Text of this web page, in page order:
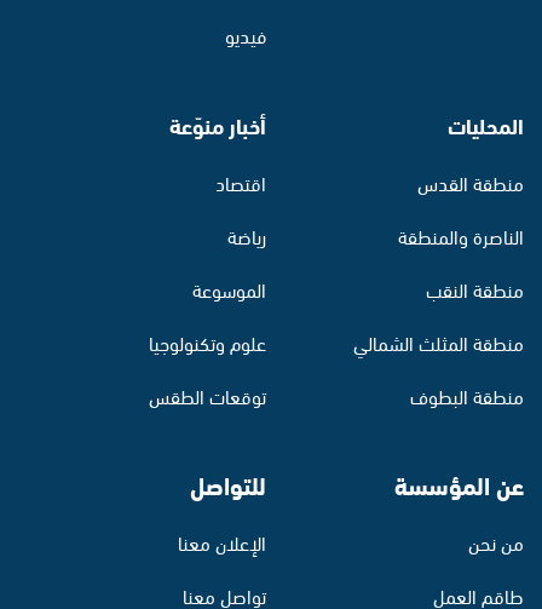
فيديو
المحليات
منطقة القدس
الناصرة والمنطقة
منطقة النقب
منطقة المثلث الشمالي
منطقة البطوف
أخبار منوّعة
اقتصاد
رياضة
الموسوعة
علوم وتكنولوجيا
توقعات الطقس
عن المؤسسة
من نحن
طاقم العمل
للتواصل
الإعلان معنا
تواصل معنا